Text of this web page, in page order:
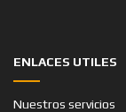
ENLACES UTILES
Nuestros servicios